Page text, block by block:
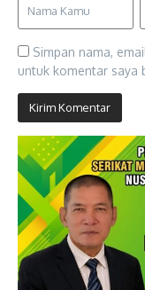
Simpan nama,
untuk komentar saya